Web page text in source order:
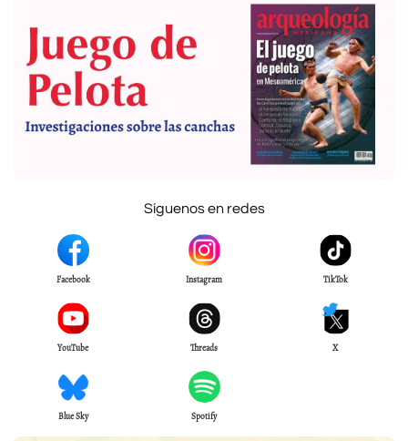
Síguenos en redes
Facebook Instagram TikTok
YouTube Threads X
Blue Sky Spotify